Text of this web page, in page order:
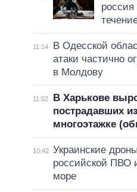
11:14
В Одесской
атаки частично
в Молдову
11:02
В Харькове
пострадавших
многоэтажке
10:42 Украинские
российской ПВО
море